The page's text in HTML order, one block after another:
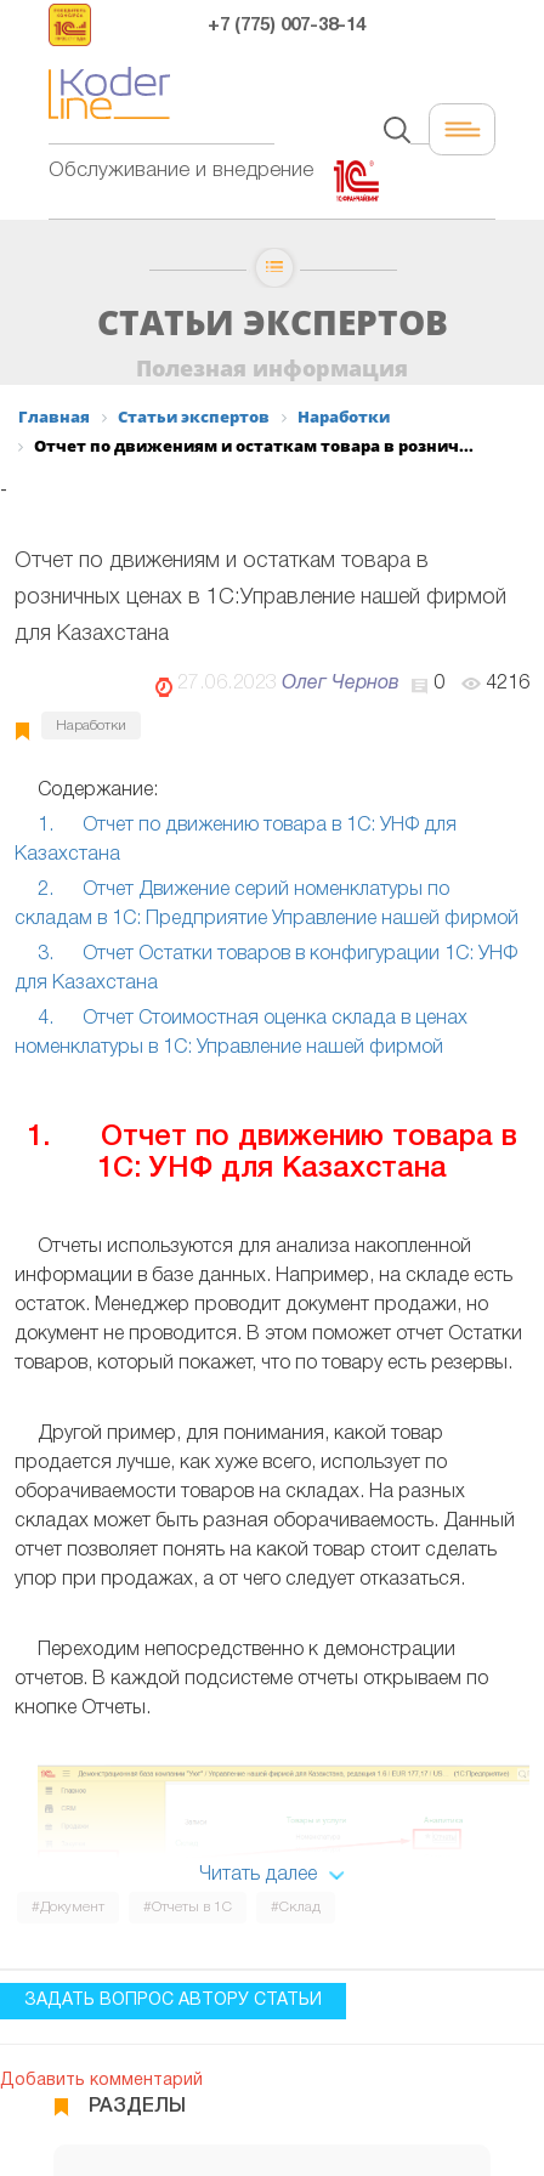
Обслуживание и внедрение
+7 (775) 007-38-14
СТАТЬИ ЭКСПЕРТОВ
Полезная информация
Главная Статьи экспертов
Наработки
Отчет по движениям и остаткам товара в рознич...
-
Отчет по движениям и остаткам товара в
розничных ценах в 1С:Управление нашей фирмой
для Казахстана
0 4216
27.06.2023 Олег Чернов
Наработки
Содержание:
1. Отчет по движению товара в 1С: УНФ для
Казахстана
2. Отчет Движение серий номенклатуры по
складам в 1С: Предприятие Управление нашей фирмой
3. Отчет Остатки товаров в конфигурации 1С: УНФ
для Казахстана
4. Отчет Стоимостная оценка склада в ценах
номенклатуры в 1С: Управление нашей фирмой
1. Отчет по движению товара в
1С: УНФ для Казахстана
Отчеты используются для анализа накопленной
информации в базе данных. Например, на складе есть
остаток. Менеджер проводит документ продажи, но
документ не проводится. В этом поможет отчет Остатки
товаров, который покажет, что по товару есть резервы.
Другой пример, для понимания, какой товар
продается лучше, как хуже всего, использует по
оборачиваемости товаров на складах. На разных
складах может быть разная оборачиваемость. Данный
отчет позволяет понять на какой товар стоит сделать
упор при продажах, а от чего следует отказаться.
Переходим непосредственно к демонстрации
отчетов. В каждой подсистеме отчеты открываем по
кнопке Отчеты.
Отчеты
Читать далее
#Документ #Отчеты в 1С #Склад
ЗАДАТЬ ВОПРОС АВТОРУ СТАТЬИ
Добавить комментарий
РАЗДЕЛЫ